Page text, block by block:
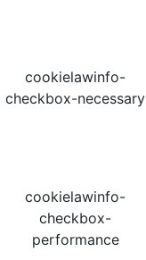
cookielawinfo-
checkbox-necessary
cookielawinfo-
checkbox-
performance